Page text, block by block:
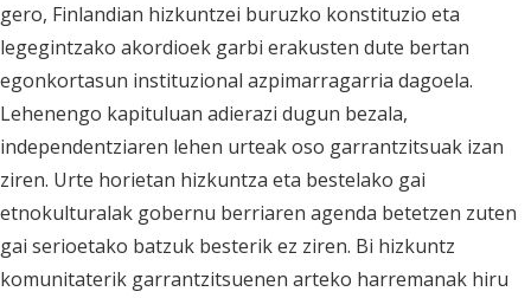
gero, Finlandian hizkuntzei buruzko konstituzio eta
legegintzako akordioek garbi erakusten dute bertan
egonkortasun instituzional azpimarragarria dagoela.
Lehenengo kapituluan adierazi dugun bezala,
independentziaren lehen urteak oso garrantzitsuak izan
ziren. Urte horietan hizkuntza eta bestelako gai
etnokulturalak gobernu berriaren agenda betetzen zuten
gai serioetako batzuk besterik ez ziren. Bi hizkuntz
komunitaterik garrantzitsuenen arteko harremanak hiru